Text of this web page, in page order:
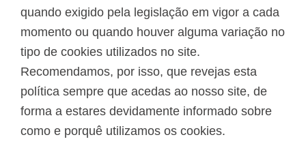
quando exigido pela legislação em vigor a cada
momento ou quando houver alguma variação no
tipo de cookies utilizados no site.
Recomendamos, por isso, que revejas esta
política sempre que acedas ao nosso site, de
forma a estares devidamente informado sobre
como e porquê utilizamos os cookies.